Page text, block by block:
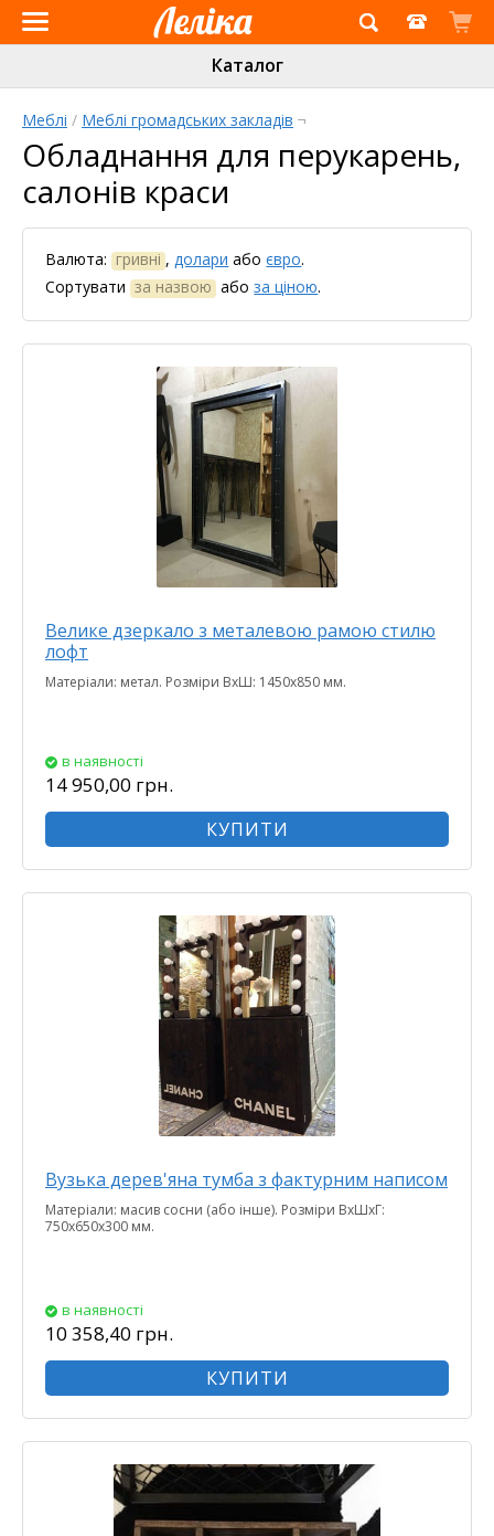
Інтернет-
магазин
«Леліка»
Каталог
Меблі / Меблі громадських закладів ¬
Обладнання для перукарень,
салонів краси
Валюта: гривні ,долари абоєвро.
Сортувати за назвою абоза ціною.
Велике дзеркало з металевою рамою стилю
лофт
Матеріали: метал. Розміри ВхШ: 1450х850 мм.
в наявності
14 950,00 грн.
КУПИТИ
Вузька дерев'яна тумба з фактурним написом
Матеріали: масив сосни (або інше). Розміри ВхШхГ:
750х650x300 мм.
в наявності
10 358,40 грн.
КУПИТИ